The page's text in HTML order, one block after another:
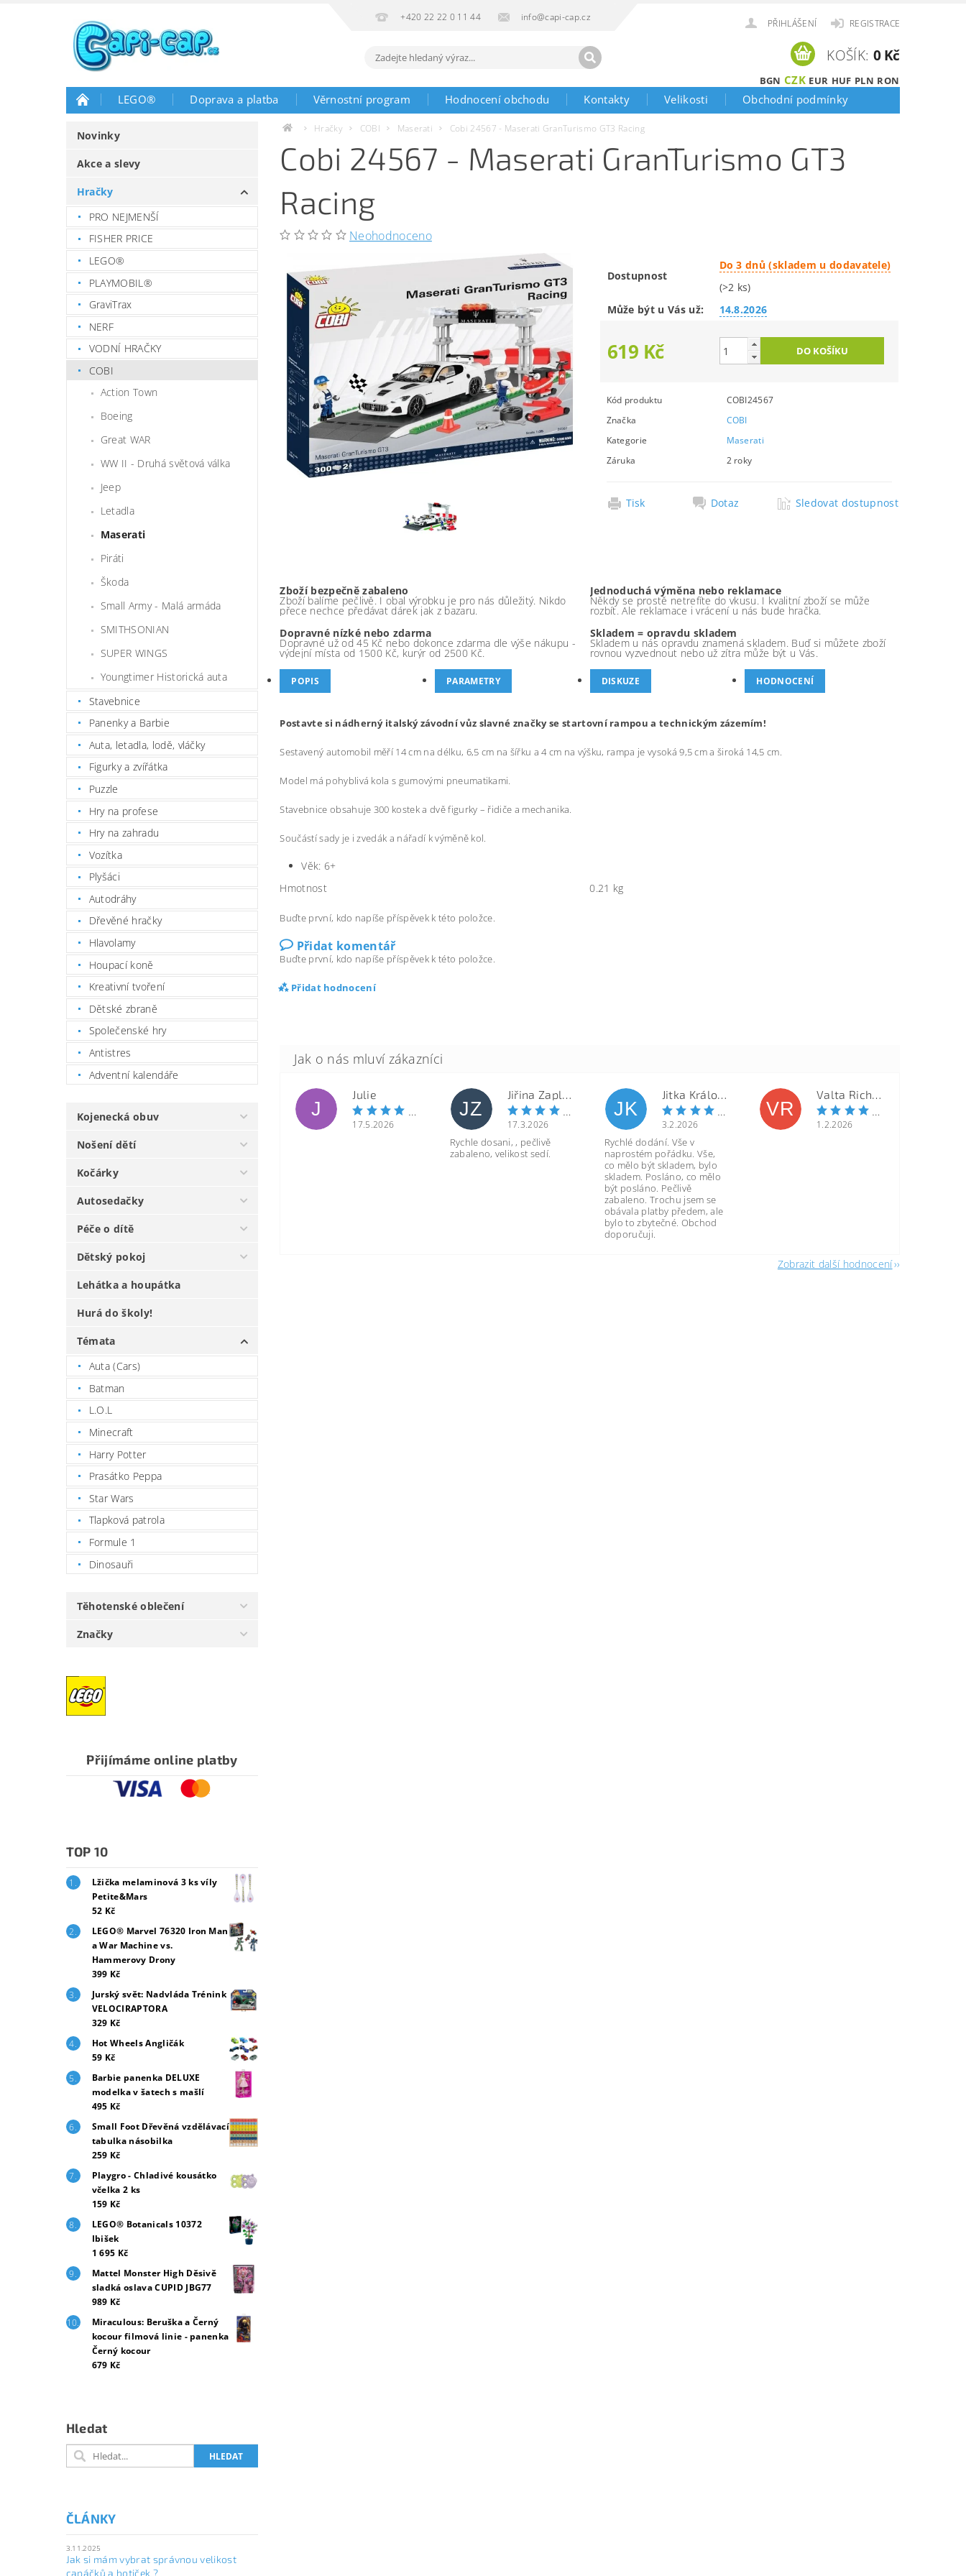
+420 22 22 0 11 44 info@capi-cap.cz
PŘIHLÁŠENÍ REGISTRACE
BGN CZK EUR HUF PLN RON
KOŠÍK: 0 Kč
LEGO® Doprava a platba Věrnostní program Hodnocení obchodu Kontakty Velikosti Obchodní podmínky
Novinky
Akce a slevy
Hračky
PRO NEJMENŠÍ
FISHER PRICE
LEGO®
PLAYMOBIL®
GraviTrax
NERF
VODNÍ HRAČKY
COBI
Action Town
Boeing
Great WAR
WW II - Druhá světová válka
Jeep
Letadla
Maserati
Piráti
Škoda
Small Army - Malá armáda
SMITHSONIAN
SUPER WINGS
Youngtimer Historická auta
Stavebnice
Panenky a Barbie
Auta, letadla, lodě, vláčky
Figurky a zvířátka
Puzzle
Hry na profese
Hry na zahradu
Vozítka
Plyšáci
Autodráhy
Dřevěné hračky
Hlavolamy
Houpací koně
Kreativní tvoření
Dětské zbraně
Společenské hry
Antistres
Adventní kalendáře
Kojenecká obuv
Nošení dětí
Kočárky
Autosedačky
Péče o dítě
Dětský pokoj
Lehátka a houpátka
Hurá do školy!
Témata
Auta (Cars)
Batman
L.O.L
Minecraft
Harry Potter
Prasátko Peppa
Star Wars
Tlapková patrola
Formule 1
Dinosauři
Těhotenské oblečení
Značky
Přijímáme online platby
TOP 10
Lžička melaminová 3 ks víly
Petite&Mars
52 Kč
LEGO® Marvel 76320 Iron Man
a War Machine vs.
Hammerovy Drony
399 Kč
Jurský svět: Nadvláda Trénink
VELOCIRAPTORA
329 Kč
Hot Wheels Angličák
59 Kč
Barbie panenka DELUXE
modelka v šatech s mašlí
495 Kč
Small Foot Dřevěná vzdělávací
tabulka násobilka
259 Kč
Playgro - Chladivé kousátko
včelka 2 ks
159 Kč
LEGO® Botanicals 10372
Ibišek
1 695 Kč
Mattel Monster High Děsivě
sladká oslava CUPID JBG77
989 Kč
Miraculous: Beruška a Černý
kocour filmová linie - panenka
Černý kocour
679 Kč
Hledat
ČLÁNKY
3.11.2025
Jak si mám vybrat správnou velikost
capáčků a botiček ?
Hračky COBI Maserati Cobi 24567 - Maserati GranTurismo GT3 Racing
Cobi 24567 - Maserati GranTurismo GT3
Racing
Neohodnoceno
Dostupnost
Do 3 dnů (skladem u dodavatele)
(>2 ks)
Může být u Vás už:
14.8.2026
619 Kč
Kód produktu
COBI24567
Značka
COBI
Kategorie
Maserati
Záruka
2 roky
Tisk Dotaz Sledovat dostupnost
Zboží bezpečně zabaleno
Zboží balíme pečlivě. I obal výrobku je pro nás důležitý. Nikdo
přece nechce předávat dárek jak z bazaru.
Jednoduchá výměna nebo reklamace
Někdy se prostě netrefíte do vkusu. I kvalitní zboží se může
rozbít. Ale reklamace i vrácení u nás bude hračka.
Dopravné nízké nebo zdarma
Dopravné už od 45 Kč nebo dokonce zdarma dle výše nákupu -
výdejní místa od 1500 Kč, kurýr od 2500 Kč.
Skladem = opravdu skladem
Skladem u nás opravdu znamená skladem. Buď si můžete zboží
rovnou vyzvednout nebo už zítra může být u Vás.
POPIS PARAMETRY DISKUZE HODNOCENÍ
Postavte si nádherný italský závodní vůz slavné značky se startovní rampou a technickým zázemím!
Sestavený automobil měří 14 cm na délku, 6,5 cm na šířku a 4 cm na výšku, rampa je vysoká 9,5 cm a široká 14,5 cm.
Model má pohyblivá kola s gumovými pneumatikami.
Stavebnice obsahuje 300 kostek a dvě figurky – řidiče a mechanika.
Součástí sady je i zvedák a nářadí k výměně kol.
Věk: 6+
Hmotnost
0.21 kg
Buďte první, kdo napíše příspěvek k této položce.
Přidat komentář
Buďte první, kdo napíše příspěvek k této položce.
Přidat hodnocení
J
Julie
17.5.2026
JZ
Jiřina Zapletalová
17.3.2026
Rychle dosani, , pečlivě
zabaleno, velikost sedí.
JK
Jitka Královcová
3.2.2026
Rychlé dodání. Vše v
naprostém pořádku. Vše,
co mělo být skladem, bylo
skladem. Posláno, co mělo
být posláno. Pečlivě
zabaleno. Trochu jsem se
obávala platby předem, ale
bylo to zbytečné. Obchod
doporučuji.
VR
Valta Richard
1.2.2026
Zobrazit další hodnocení